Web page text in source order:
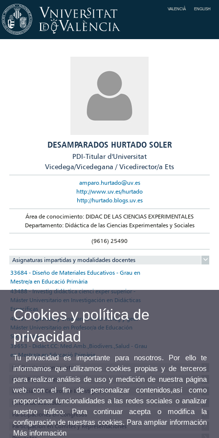
VALENCIÀ ENGLISH
DESAMPARADOS HURTADO SOLER
PDI-Titular d'Universitat
Vicedega/Vicedegana / Vicedirector/a Ets
amparo.hurtado@uv.es
http://www.uv.es/hurtado
http://hurtado.blogs.uv.es
Área de conocimiento: DIDAC DE LAS CIENCIAS EXPERIMENTALES
Departamento: Didáctica de las Ciencias Experimentales y Sociales
(9616) 25490
Asignaturas impartidas y modalidades docentes
33684 - Diseño de Materiales Educativos - Grau en
Mestre/a en Educació Primària
43488 - Investig didáctica cienci exper superior -
Máster Universitario en Investigación en Didácticas
Específicas
40497 - Aprendiz y enseñanza de la biolog y geol -
Máster Universitario en Profesor/a de Educación
Secundaria
33653 - Didáct.CC: Med.Amb.,Biodivers.,Salud - Grau
en Mestre/a en Educació Primària
Publicaciones en revistas
Otras Publicaciones
Estancias en Centros de Investigación
Lineas de actividad
Participaciones en Congresos
Participación en Comités y Representaciones
Cookies y política de
privacidad
Tu privacidad es importante para nosotros. Por ello te
informamos que utilizamos cookies propias y de terceros
para realizar análisis de uso y medición de nuestra página
web con el fin de personalizar contenidos,así como
proporcionar funcionalidades a las redes sociales o analizar
nuestro tráfico. Para continuar acepta o modifica la
configuración de nuestras cookies. Para ampliar información
Más información